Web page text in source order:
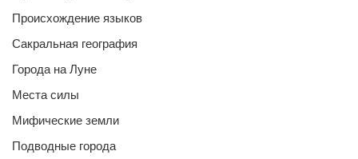
Происхождение языков
Сакральная география
Города на Луне
Места силы
Мифические земли
Подводные города